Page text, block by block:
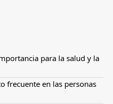
para la salud y la
frecuente en las personas